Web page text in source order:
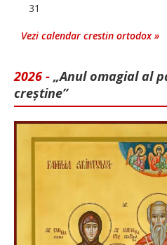
31
Vezi calendar crestin ortodox »
2026 - „Anul omagial al
creștine”